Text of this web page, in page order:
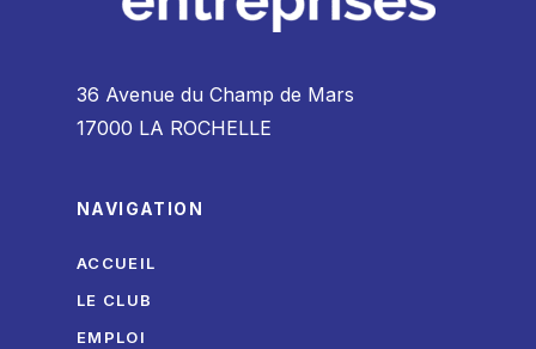
36 Avenue du Champ de Mars
17000 LA ROCHELLE
NAVIGATION
ACCUEIL
LE CLUB
EMPLOI